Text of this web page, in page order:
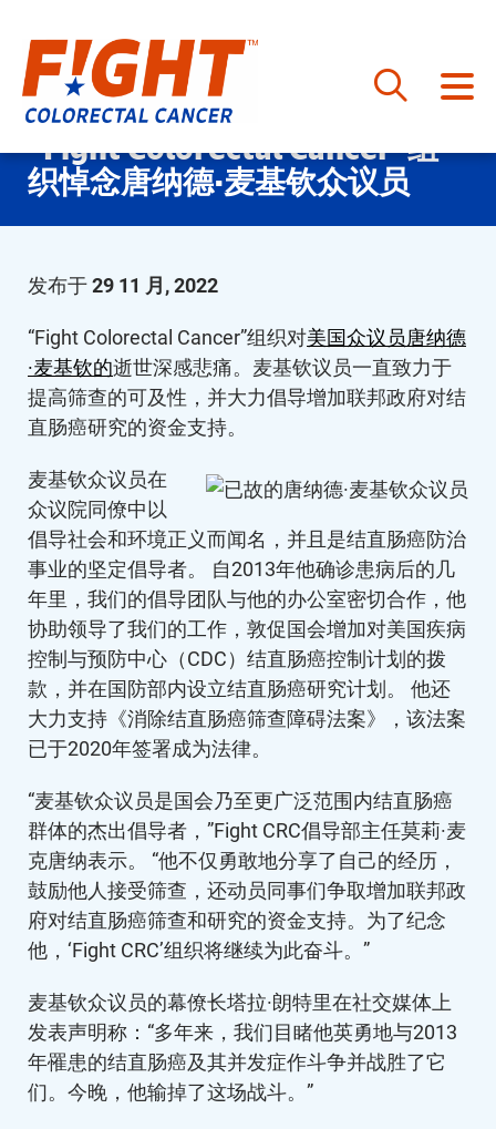
至 “Fight Colorectal Cancer”组
织悼念唐纳德·麦基钦众议员
发布于29 11 月, 2022
“Fight Colorectal Cancer”组织对美国众议员唐纳德
·麦基钦的逝世深感悲痛。麦基钦议员一直致力于
提高筛查的可及性，并大力倡导增加联邦政府对结
直肠癌研究的资金支持。
麦基钦众议员在
众议院同僚中以
倡导社会和环境正义而闻名，并且是结直肠癌防治
事业的坚定倡导者。 自2013年他确诊患病后的几
年里，我们的倡导团队与他的办公室密切合作，他
协助领导了我们的工作，敦促国会增加对美国疾病
控制与预防中心（CDC）结直肠癌控制计划的拨
款，并在国防部内设立结直肠癌研究计划。 他还
大力支持《消除结直肠癌筛查障碍法案》，该法案
已于2020年签署成为法律。
“麦基钦众议员是国会乃至更广泛范围内结直肠癌
群体的杰出倡导者，”Fight CRC倡导部主任莫莉·麦
克唐纳表示。 “他不仅勇敢地分享了自己的经历，
鼓励他人接受筛查，还动员同事们争取增加联邦政
府对结直肠癌筛查和研究的资金支持。为了纪念
他，‘Fight CRC’组织将继续为此奋斗。”
麦基钦众议员的幕僚长塔拉·朗特里在社交媒体上
发表声明称：“多年来，我们目睹他英勇地与2013
年罹患的结直肠癌及其并发症作斗争并战胜了它
们。今晚，他输掉了这场战斗。”